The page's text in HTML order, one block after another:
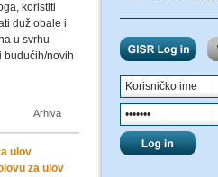
koristiti
duž obale i
u svrhu
budućih/novih
Arhiva
ulov
za ulov